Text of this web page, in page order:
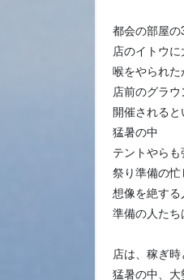
都会の部屋
店のイトウに
喉をやられた
店前のグラ
開催されると
猛暑の中
テントやら
祭り準備の
想像を絶する
準備の人た
店は、稼ぎ
猛暑の中、